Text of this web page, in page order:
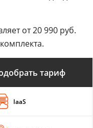
от 20 990 руб.
тариф
IaaS